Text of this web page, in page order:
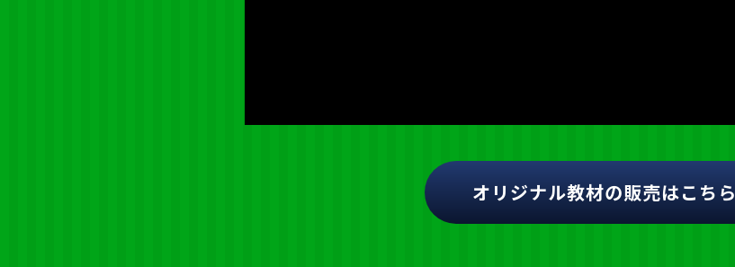
オリジナル教材の販売はこちら